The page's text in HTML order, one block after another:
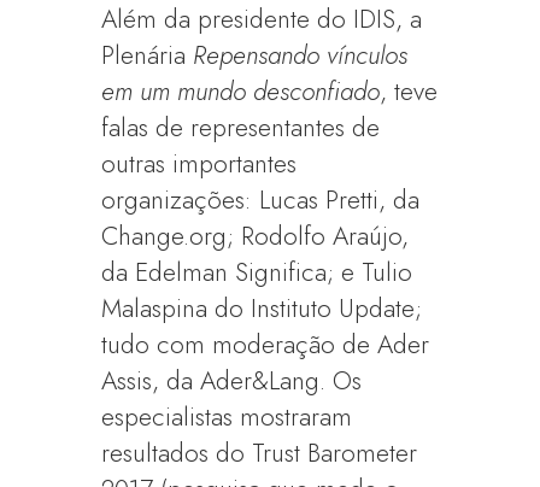
Além da presidente do IDIS, a
Plenária Repensando vínculos
em um mundo desconfiado, teve
falas de representantes de
outras importantes
organizações: Lucas Pretti, da
Change.org; Rodolfo Araújo,
da Edelman Significa; e Tulio
Malaspina do Instituto Update;
tudo com moderação de Ader
Assis, da Ader&Lang. Os
especialistas mostraram
resultados do Trust Barometer